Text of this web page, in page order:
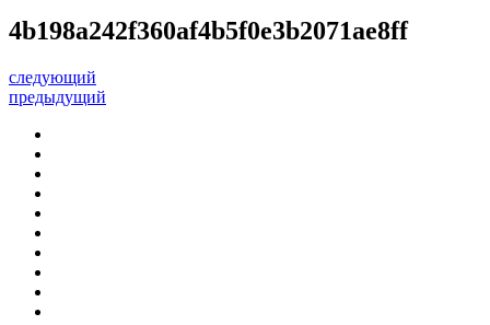
4b198a242f360af4b5f0e3b2071ae8ff
следующий
предыдущий